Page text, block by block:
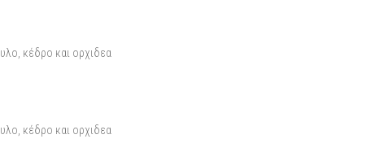
κέδρο και ορχιδεα
κέδρο και ορχιδεα